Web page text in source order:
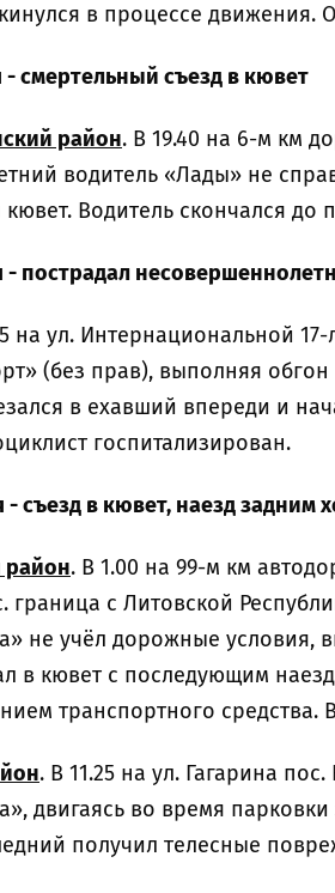
в процессе движения.
- смертельный съезд в кювет
район. В 19.40 на 6-м км
водитель «Лады» не
Водитель скончался до
- пострадал
на ул. Интернациональной
(без прав), выполняя
в ехавший впереди и
госпитализирован.
- съезд в кювет, наезд задним
район. В 1.00 на 99-м км
граница с Литовской
не учёл дорожные условия,
в кювет с последующим
транспортного средства.
. В 11.25 на ул. Гагарина
двигаясь во время
получил телесные